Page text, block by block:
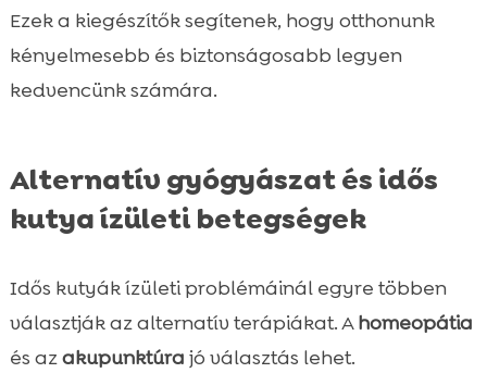
Ezek a kiegészítők segítenek, hogy otthonunk
kényelmesebb és biztonságosabb legyen
kedvencünk számára.
Alternatív gyógyászat és idős
kutya ízületi betegségek
Idős kutyák ízületi problémáinál egyre többen
választják az alternatív terápiákat. Ahomeopátia
és azakupunktúra jó választás lehet.